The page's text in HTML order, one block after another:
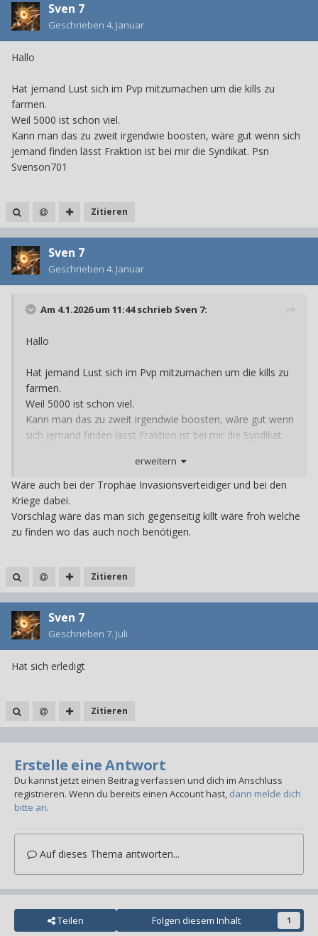
Sven 7
Geschrieben 4. Januar
Hallo
Hat jemand Lust sich im Pvp mitzumachen um die kills zu
farmen.
Weil 5000 ist schon viel.
Kann man das zu zweit irgendwie boosten, wäre gut wenn sich
jemand finden lässt Fraktion ist bei mir die Syndikat. Psn
Svenson701
Zitieren
Sven 7
Geschrieben 4. Januar
Am 4.1.2026 um 11:44 schrieb Sven 7:
Hallo
Hat jemand Lust sich im Pvp mitzumachen um die kills zu
farmen.
Weil 5000 ist schon viel.
Kann man das zu zweit irgendwie boosten, wäre gut wenn
sich jemand finden lässt Fraktion ist bei mir die Syndikat.
erweitern
Wäre auch bei der Trophäe Invasionsverteidiger und bei den
Kriege dabei.
Vorschlag wäre das man sich gegenseitig killt wäre froh welche
zu finden wo das auch noch benötigen.
Zitieren
Sven 7
Geschrieben 7. Juli
Hat sich erledigt
Zitieren
Erstelle eine Antwort
Du kannst jetzt einen Beitrag verfassen und dich im Anschluss
registrieren. Wenn du bereits einen Account hast, dann melde dich
bitte an.
Auf dieses Thema antworten...
Teilen Folgen diesem Inhalt 1